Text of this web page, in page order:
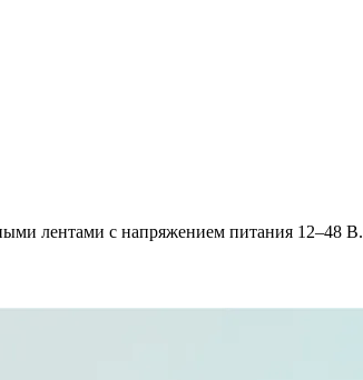
лентами с напряжением питания 12–48 В.